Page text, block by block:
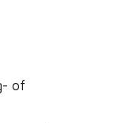
of